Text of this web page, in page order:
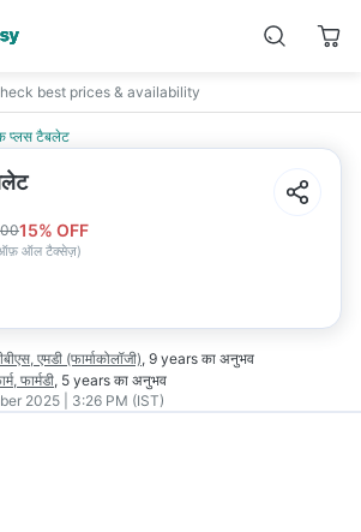
best prices & availability
प्लस टैबलेट
15% OFF
ऑफ़ ऑल टैक्सेज़)
एमडी (फार्माकोलॉजी), 9 years का अनुभव
फार्मडी, 5 years का अनुभव
2025 | 3:26 PM (IST)